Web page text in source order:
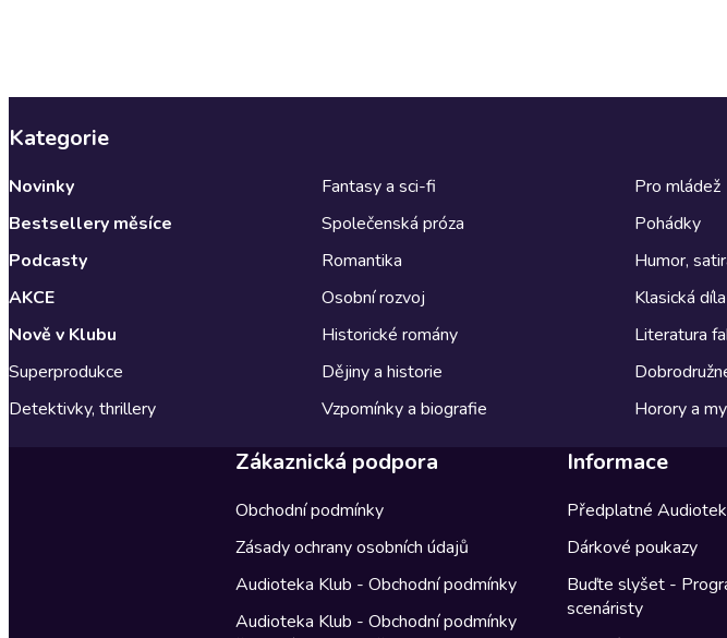
Kategorie
Novinky
Bestsellery měsíce
Podcasty
AKCE
Nově v Klubu
Superprodukce
Detektivky, thrillery
Fantasy a sci-fi
Společenská próza
Romantika
Osobní rozvoj
Historické romány
Dějiny a historie
Vzpomínky a biografie
Pro mládež
Pohádky
Humor,
Klasická díla
Literatura
Horory a
Zákaznická podpora
Obchodní podmínky
Zásady ochrany osobních údajů
Audioteka Klub - Obchodní podmínky
Audioteka Klub - Obchodní podmínky
Informace
Předplatné
Dárkové poukazy
Buďte slyšet -
scenáristy